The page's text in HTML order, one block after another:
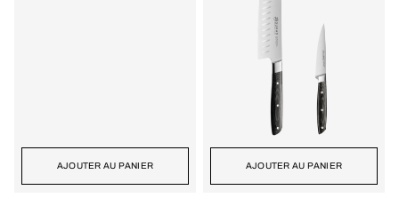
AJOUTER AU PANIER AJOUTER AU PANIER